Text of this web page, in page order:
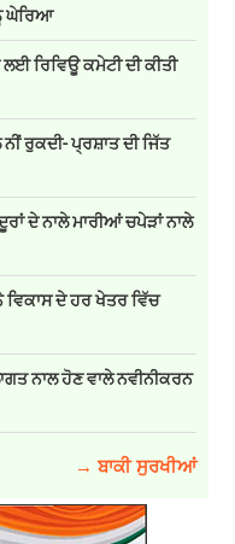
ਘੇਰਿਆ
ਰਿਵਿਊ ਕਮੇਟੀ ਦੀ ਕੀਤੀ
ਰੁਕਦੀ- ਪ੍ਰਸ਼ਾਤ ਦੀ ਜਿੱਤ
ਦੇ ਨਾਲੇ ਮਾਰੀਆਂ ਚਪੇੜਾਂ ਨਾਲੇ
ਦੇ ਹਰ ਖੇਤਰ ਵਿੱਚ
ਨਾਲ ਹੋਣ ਵਾਲੇ ਨਵੀਨੀਕਰਨ
→ ਬਾਕੀ ਸੁਰਖੀਆਂ